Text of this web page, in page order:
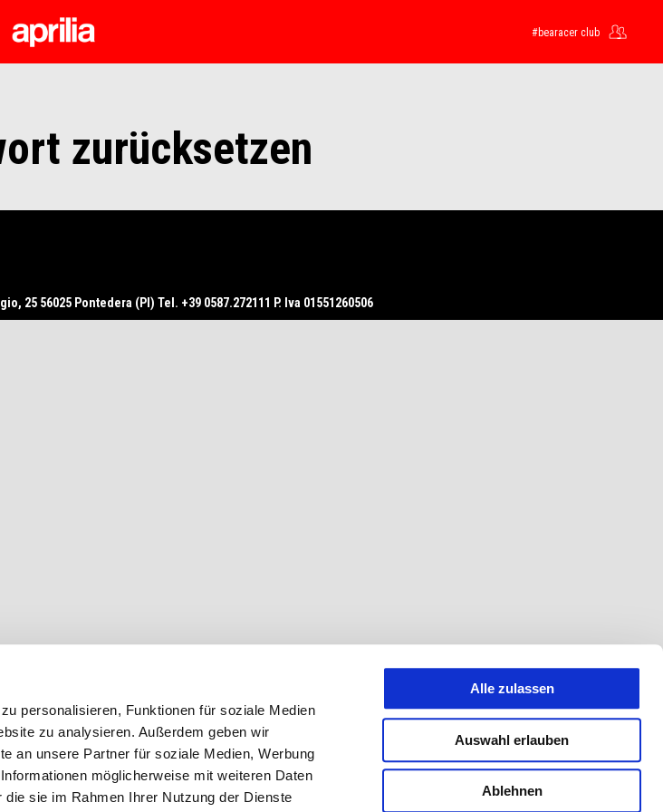
personalisieren, Funktionen für soziale Medien
zu analysieren. Außerdem geben wir
an unsere Partner für soziale Medien, Werbung
möglicherweise mit weiteren Daten
sie im Rahmen Ihrer Nutzung der Dienste
Alle zulassen
Auswahl erlauben
Ablehnen
Skip to content #bearacer club
zurücksetzen
25 56025 Pontedera (PI) Tel. +39 0587.272111 P. Iva 01551260506